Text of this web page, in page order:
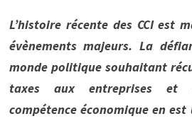
L’histoire récente des CCI est
évènements majeurs. La
monde politique souhaitant
taxes aux entreprises et
compétence économique en